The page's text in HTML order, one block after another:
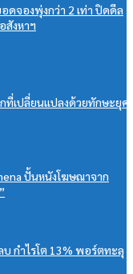
ดจองพุ่งกว่า 2 เท่า ปิดดีล
สังหาฯ
เปลี่ยนแปลงด้วยทักษะยุค
ปั้นหนังโฆษณาจาก
บ กำไรโต 13% พอร์ตทะลุ